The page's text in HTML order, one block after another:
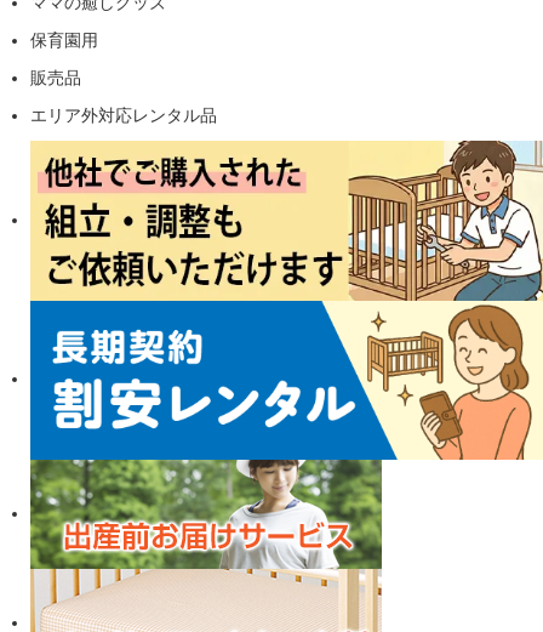
保育園用
販売品
エリア外対応レンタル品